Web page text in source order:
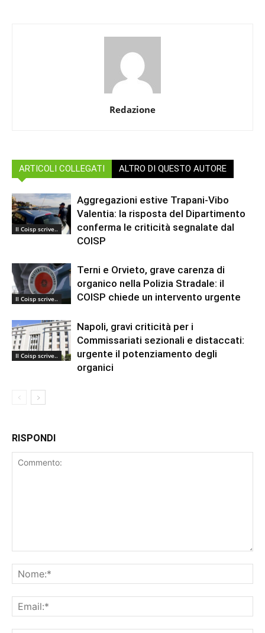
Redazione
ARTICOLI COLLEGATI ALTRO DI QUESTO AUTORE
Il Coisp scrive..
Aggregazioni estive Trapani-Vibo
Valentia: la risposta del Dipartimento
conferma le criticità segnalate dal
COISP
Il Coisp scrive..
Terni e Orvieto, grave carenza di
organico nella Polizia Stradale: il
COISP chiede un intervento urgente
Il Coisp scrive..
Napoli, gravi criticità per i
Commissariati sezionali e distaccati:
urgente il potenziamento degli
organici
RISPONDI